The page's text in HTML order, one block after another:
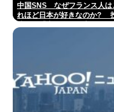
中国SNS なぜフランス人は
れほど日本が好きなのか?